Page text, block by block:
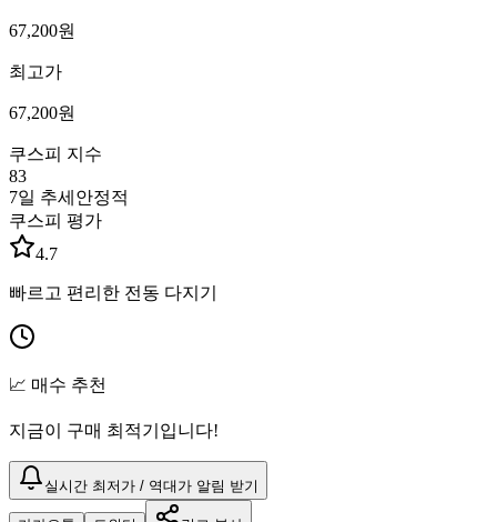
67,200원
최고가
67,200원
쿠스피 지수
83
7일 추세 안정적
쿠스피 평가
4.7
빠르고 편리한 전동 다지기
📈 매수 추천
지금이 구매 최적기입니다!
실시간 최저가 / 역대가 알림 받기